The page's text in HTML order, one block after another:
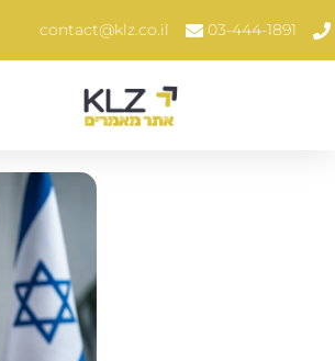
03-444-1891
contact@klz.co.il